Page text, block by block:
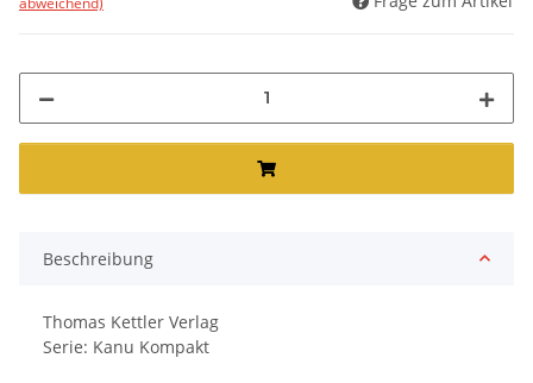
Beschreibung
Thomas Kettler Verlag
Serie: Kanu Kompakt